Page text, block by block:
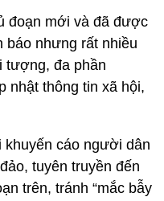
đoạn mới và đã được
báo nhưng rất nhiều
tượng, đa phần
nhật thông tin xã hội,
khuyến cáo người dân
tuyên truyền đến
trên, tránh “mắc bẫy